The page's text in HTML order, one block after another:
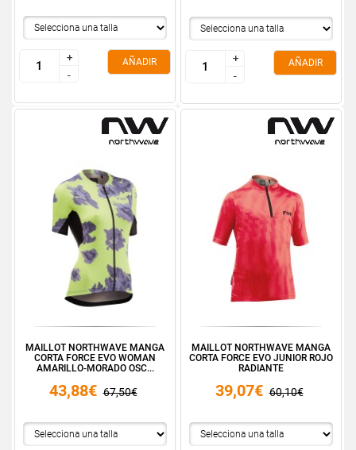
+
-
+
-
AÑADIR
+
-
+
-
AÑADIR
MAILLOT NORTHWAVE MANGA
CORTA FORCE EVO WOMAN
AMARILLO-MORADO OSC...
43,88€ 67,50€
MAILLOT NORTHWAVE MANGA
CORTA FORCE EVO JUNIOR ROJO
RADIANTE
39,07€ 60,10€